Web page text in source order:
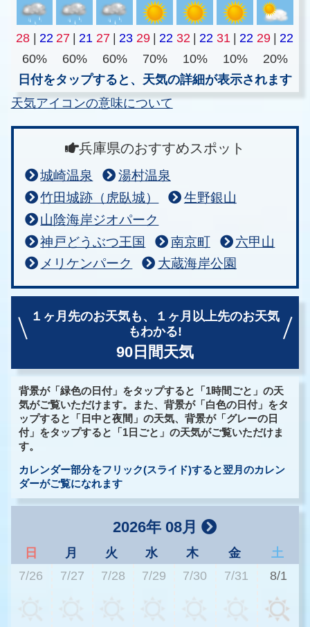
28 | 22 27 | 21 27 | 23 29 | 22 32 | 22 31 | 22 29 | 22
60%
60% 60% 70% 10% 10%
20%
日付をタップすると、天気の詳細が表示されます
天気アイコンの意味について
兵庫県のおすすめスポット
城崎温泉
湯村温泉
竹田城跡（虎臥城）
生野銀山
山陰海岸ジオパーク
神戸どうぶつ王国
南京町
六甲山
メリケンパーク
大蔵海岸公園
１ヶ月先のお天気も、
１ヶ月以上先のお天気
もわかる!
90日間天気
背景が「緑色の日付」をタップすると「1時間ごと」の天
気がご覧いただけます。また、背景が「白色の日付」をタ
ップすると「日中と夜間」の天気、背景が「グレーの日
付」をタップすると「1日ごと」の天気がご覧いただけま
す。
カレンダー部分をフリック(スライド)すると翌月のカレン
ダーがご覧になれます
2026年 08月
日 月 火 水 木 金
土
7/26
7/27 7/28 7/29 7/30 7/31 8/1